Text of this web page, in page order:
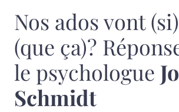
Nos ados vont
(que ça)?
le psychologue
Schmidt